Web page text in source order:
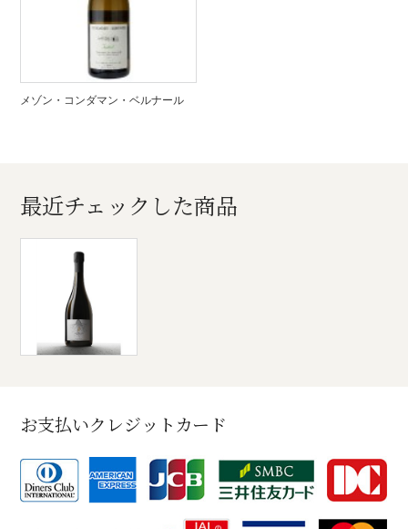
メゾン・コンダマン・ベルナール
最近チェックした商品
お支払いクレジットカード